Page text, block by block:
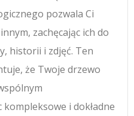
pozwala Ci
zachęcając ich do
historii i zdjęć. Ten
że Twoje drzewo
i dokładne